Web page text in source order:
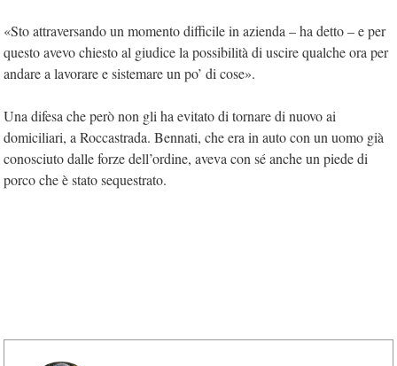
«Sto attraversando un momento difficile in azienda – ha detto – e per
questo avevo chiesto al giudice la possibilità di uscire qualche ora per
andare a lavorare e sistemare un po’ di cose».
Una difesa che però non gli ha evitato di tornare di nuovo ai
domiciliari, a Roccastrada. Bennati, che era in auto con un uomo già
conosciuto dalle forze dell’ordine, aveva con sé anche un piede di
porco che è stato sequestrato.